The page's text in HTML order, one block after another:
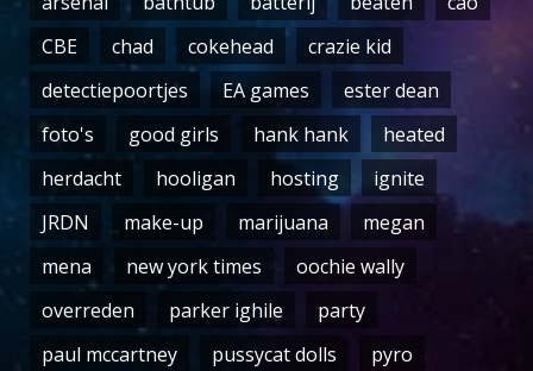
CBE
chad cokehead
crazie kid
detectiepoortjes
EA games
ester dean
foto's
good girls hank hank
heated
herdacht
hooligan hosting
ignite
JRDN
make-up marijuana
megan
mena
new york times
oochie wally
overreden
parker ighile
party
paul mccartney
pussycat dolls pyro